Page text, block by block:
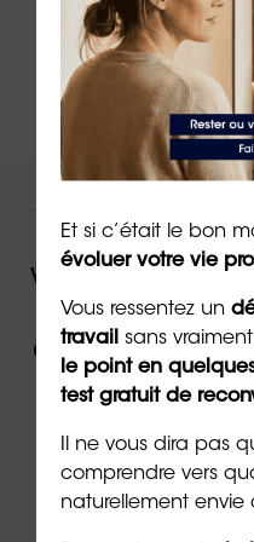
coacher
Vous souhaitez
votre
évolution
contactez
Contacter
Et si c’était le bon
évoluer votre vie
Vous ressentez un
travail sans
le point en
test gratuit de
Il ne vous dira pas
comprendre vers
naturellement envie